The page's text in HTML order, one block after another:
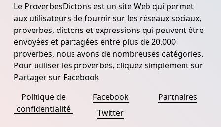
Le ProverbesDictons est un site Web qui permet
aux utilisateurs de fournir sur les réseaux sociaux,
proverbes, dictons et expressions qui peuvent être
envoyées et partagées entre plus de 20.000
proverbes, nous avons de nombreuses catégories.
Pour utiliser les proverbes, cliquez simplement sur
Partager sur Facebook
Politique de
confidentialité
Facebook
Twitter
Partnaires